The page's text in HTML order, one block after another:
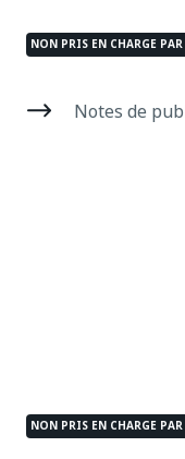
NON PRIS EN CHARGE
Notes de
NON PRIS EN CHARGE